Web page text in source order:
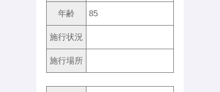
年齢 85
施行状況
施行場所